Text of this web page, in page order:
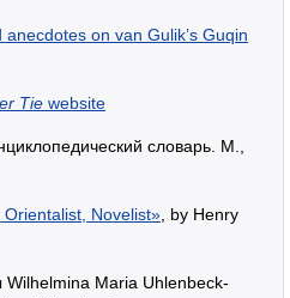
on van Gulik’s Guqin
Tie website
словарь. М.,
Novelist», by Henry
Maria Uhlenbeck-